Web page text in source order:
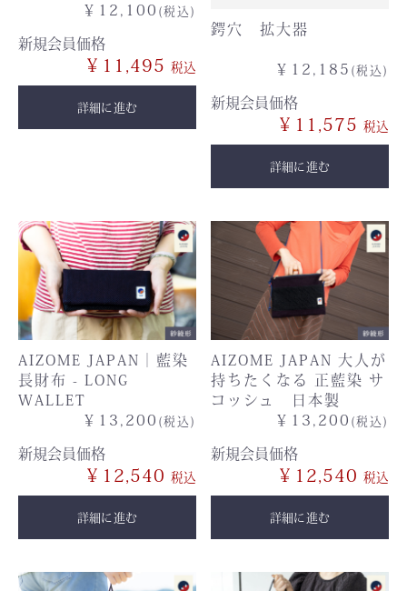
￥12,100 (税込)
新規会員価格
￥11,495
詳細に進む
鍔穴 拡大器
￥12,185 (税込)
新規会員価格
￥11,575
詳細に進む
AIZOME JAPAN｜藍染
長財布 - LONG
WALLET
￥13,200 (税込)
新規会員価格
￥12,540
詳細に進む
AIZOME JAPAN 大人が
持ちたくなる 正藍染 サ
コッシュ 日本製
￥13,200 (税込)
新規会員価格
￥12,540
詳細に進む